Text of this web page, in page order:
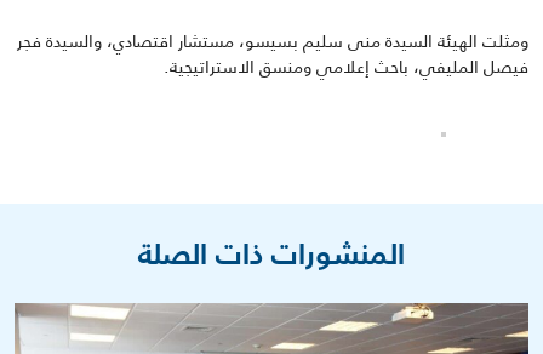
ومثلت الهيئة السيدة منى سليم بسيسو، مستشار اقتصادي، والسيدة فجر
فيصل المليفي، باحث إعلامي ومنسق الاستراتيجية.
المنشورات ذات الصلة